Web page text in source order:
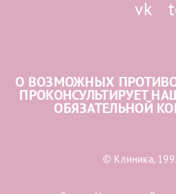
О ВОЗМОЖНЫХ
ПРОКОНСУЛЬТИРУЕТ
ОБЯЗАТЕЛЬНОЙ
© Клиника,